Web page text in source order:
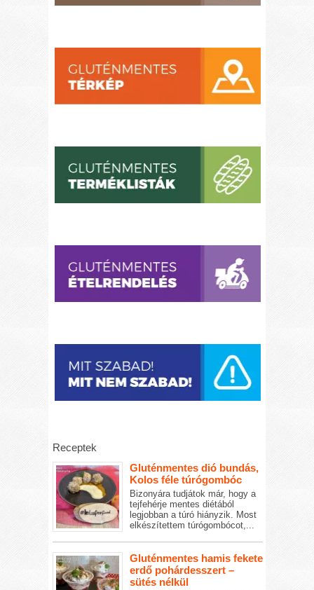
Receptek
Gluténmentes dió bundás,
Kolos féle túrógombóc
Bizonyára tudjátok már, hogy a
tejfehérje mentes diétából
legjobban a túró hiányzik. Most
elkészítettem túrógombócot,...
Gluténmentes hamis fekete
erdő pohárdesszert –
sütés nélkül